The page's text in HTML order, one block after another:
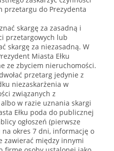
przetargu do Prezydenta
skargę za zasadną i
przetargowych lub
skargę za niezasadną. W
Miasta Ełku
ze zbyciem nieruchomości.
przetarg jedynie z
niezaskarżenia w
związanych z
w razie uznania skargi
Ełku poda do publicznej
ogłoszeń (pierwsze
na okres 7 dni, informację o
zawierać między innymi